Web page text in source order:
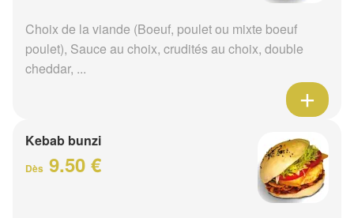
Choix de la viande (Boeuf, poulet ou mixte boeuf
poulet), Sauce au choix, crudités au choix, double
cheddar, ...
Kebab bunzi
Dès 9.50 €